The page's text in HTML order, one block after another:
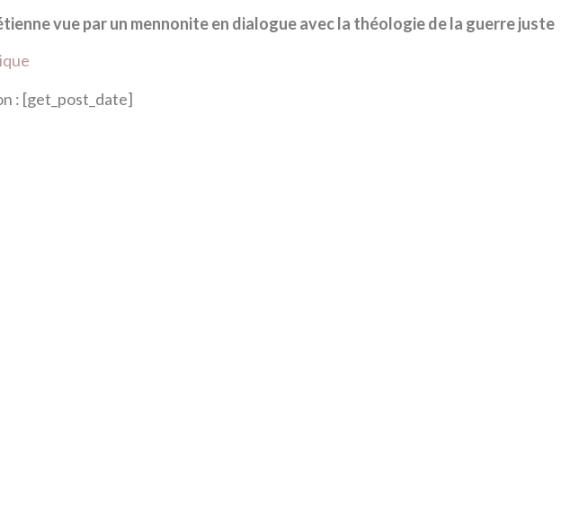
vue par un mennonite en dialogue avec la théologie de la guerre juste
: [get_post_date]